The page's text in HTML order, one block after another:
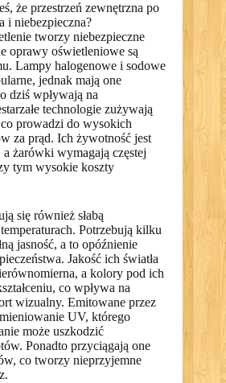
że przestrzeń zewnętrzna po
i niebezpieczna?
tworzy niebezpieczne
oprawy oświetleniowe są
Lampy halogenowe i sodowe
jednak mają one
dziś wpływają na
technologie zużywają
prowadzi do wysokich
za prąd. Ich żywotność jest
żarówki wymagają częstej
tym wysokie koszty
się również słabą
Potrzebują kilku
jasność, a to opóźnienie
Jakość ich światła
a kolory pod ich
co wpływa na
wizualny. Emitowane przez
UV, którego
może uszkodzić
Ponadto przyciągają one
co tworzy nieprzyjemne